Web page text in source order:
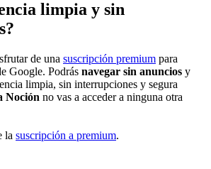
limpia y sin
de una suscripción premium para
Google. Podrás navegar sin anuncios y
limpia, sin interrupciones y segura
Noción no vas a acceder a ninguna otra
la suscripción a premium.